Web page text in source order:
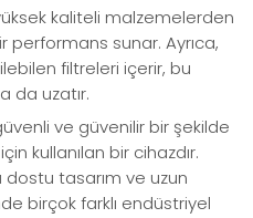
kaliteli malzemelerden
performans sunar. Ayrıca,
filtreleri içerir, bu
da uzatır.
ve güvenilir bir şekilde
kullanılan bir cihazdır.
dostu tasarım ve uzun
birçok farklı endüstriyel